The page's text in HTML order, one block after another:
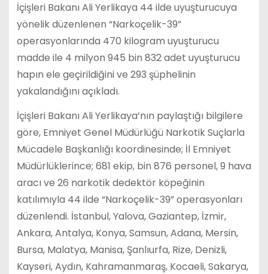
İçişleri Bakanı Ali Yerlikaya 44 ilde uyuşturucuya
yönelik düzenlenen “Narkoçelik-39”
operasyonlarında 470 kilogram uyuşturucu
madde ile 4 milyon 945 bin 832 adet uyuşturucu
hapın ele geçirildiğini ve 293 şüphelinin
yakalandığını açıkladı.
İçişleri Bakanı Ali Yerlikaya’nın paylaştığı bilgilere
göre, Emniyet Genel Müdürlüğü Narkotik Suçlarla
Mücadele Başkanlığı koordinesinde; İl Emniyet
Müdürlüklerince; 681 ekip, bin 876 personel, 9 hava
aracı ve 26 narkotik dedektör köpeğinin
katılımıyla 44 ilde “Narkoçelik-39” operasyonları
düzenlendi. İstanbul, Yalova, Gaziantep, İzmir,
Ankara, Antalya, Konya, Samsun, Adana, Mersin,
Bursa, Malatya, Manisa, Şanlıurfa, Rize, Denizli,
Kayseri, Aydın, Kahramanmaraş, Kocaeli, Sakarya,